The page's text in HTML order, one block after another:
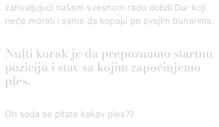
zahvaljujući našem svesnom radu dobiti Dar koji
neće morati i same da kopaju po svojim bunarima.
Nulti korak je da prepoznamo startnu
poziciju i stav sa kojim započinjemo
ples.
Oh sada se pitate kakav ples??